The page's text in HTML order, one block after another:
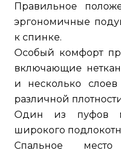
Правильное
эргономичные
к спинке.
Особый комфорт
включающие
и несколько
различной
Один из пуфов
широкого
Спальное